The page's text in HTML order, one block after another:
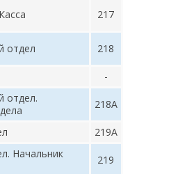
217
отдел 218
-
отдел.
218А
219А
Начальник
219